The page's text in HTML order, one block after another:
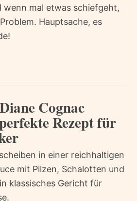
wenn mal etwas schiefgeht,
Hauptsache, es
Cognac
Rezept für
in einer reichhaltigen
mit Pilzen, Schalotten und
klassisches Gericht für